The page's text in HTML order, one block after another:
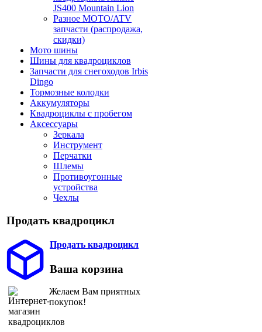
JS400 Mountain Lion
Разное МОТО/ATV
запчасти (распродажа,
скидки)
Мото шины
Шины для квадроциклов
Запчасти для снегоходов Irbis
Dingo
Тормозные колодки
Аккумуляторы
Квадроциклы с пробегом
Аксессуары
Зеркала
Инструмент
Перчатки
Шлемы
Противоугонные
устройства
Чехлы
Продать квадроцикл
Продать квадроцикл
Ваша корзина
Желаем Вам приятных
покупок!